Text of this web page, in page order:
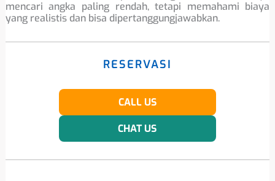
mencari angka paling rendah, tetapi memahami biaya
yang realistis dan bisa dipertanggungjawabkan.
RESERVASI
CALL US
CHAT US